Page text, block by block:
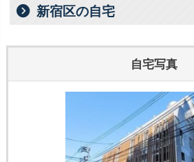
新宿区の自宅
自宅写真